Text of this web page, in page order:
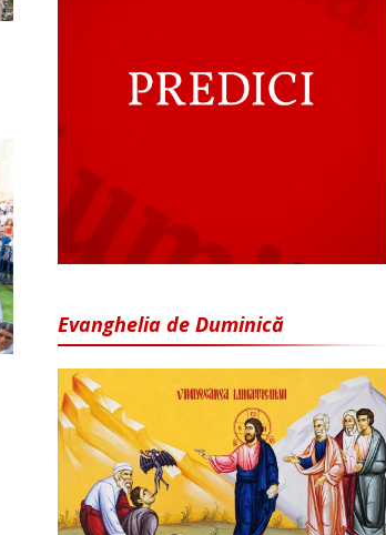
Evanghelia de Duminică